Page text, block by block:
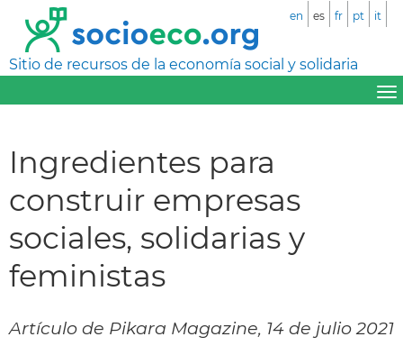
Sitio de recursos de la economía social y solidaria
en es fr pt it
Ingredientes para
construir empresas
sociales, solidarias y
feministas
Artículo de Pikara Magazine, 14 de julio 2021